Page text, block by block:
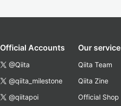
Official Accounts
@Qiita
@qiita_milestone
@qiitapoi
Our service
Qiita Team
Qiita Zine
Official Shop